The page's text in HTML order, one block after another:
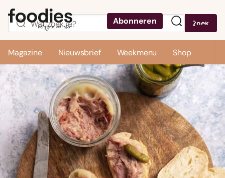
Abonneren Zoek
Magazine Nieuwsbrief Weekmenu Shop